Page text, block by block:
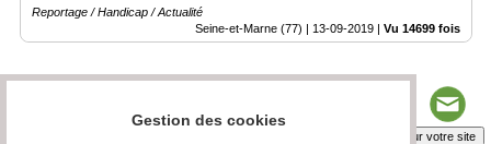
Reportage / Handicap / Actualité
Seine-et-Marne (77) | 13-09-2019 | Vu 14699 fois
Insérez sur votre site
Gestion des cookies